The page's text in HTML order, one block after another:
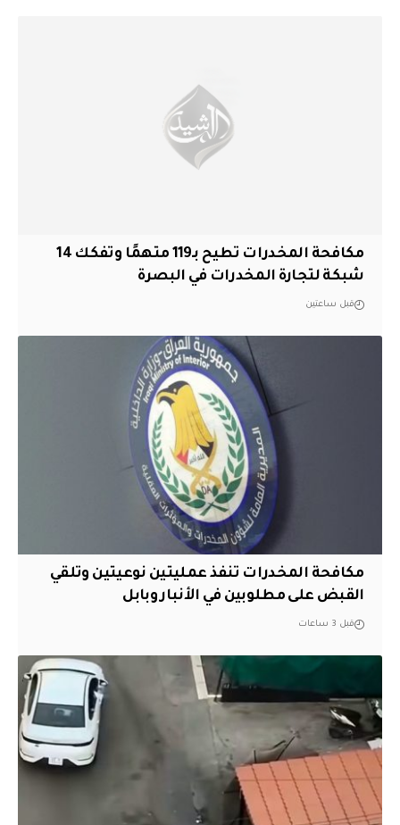
مكافحة المخدرات تطيح بـ119 متهمًا وتفكك 14
شبكة لتجارة المخدرات في البصرة
قبل ساعتين
مكافحة المخدرات تنفذ عمليتين نوعيتين وتلقي
القبض على مطلوبين في الأنبار وبابل
قبل 3 ساعات